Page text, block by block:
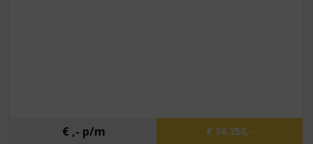
€ 36.250,-
€ ,- p/m